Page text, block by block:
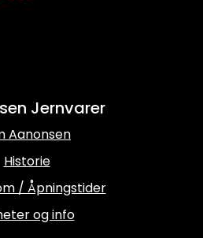
Jernvarer
Aanonsen
Historie
/ Åpningstider
og info